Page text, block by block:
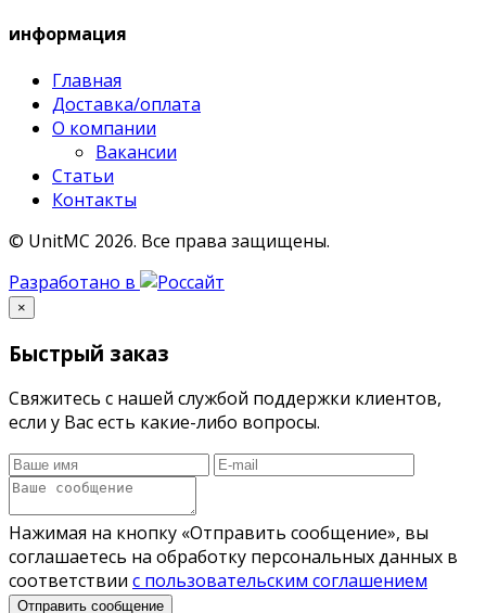
информация
Главная
Доставка/оплата
О компании
Вакансии
Статьи
Контакты
© UnitMC 2026. Все права защищены.
Разработано в
×
Быстрый заказ
Свяжитесь с нашей службой поддержки клиентов,
если у Вас есть какие-либо вопросы.
Нажимая на кнопку «Отправить сообщение», вы
соглашаетесь на обработку персональных данных в
соответствии с пользовательским соглашением
Отправить сообщение